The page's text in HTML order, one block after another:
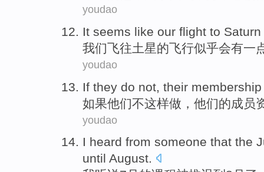
youdao
It seems like our flight to Saturn
我们飞往土星的飞行似乎会有一
youdao
If they do not, their membership
如果他们不这样做 ， 他们的成员
youdao
I heard from someone that the
until August.